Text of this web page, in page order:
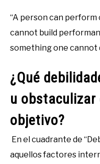
“A person can
cannot build
something one cannot
¿Qué
u
objetivo?
En el cuadrante de
aquellos factores